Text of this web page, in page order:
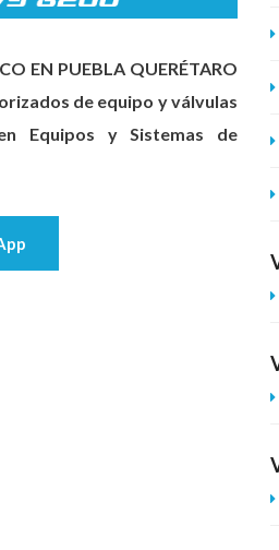
EN PUEBLA QUERÉTARO
de equipo y válvulas
Equipos y Sistemas de